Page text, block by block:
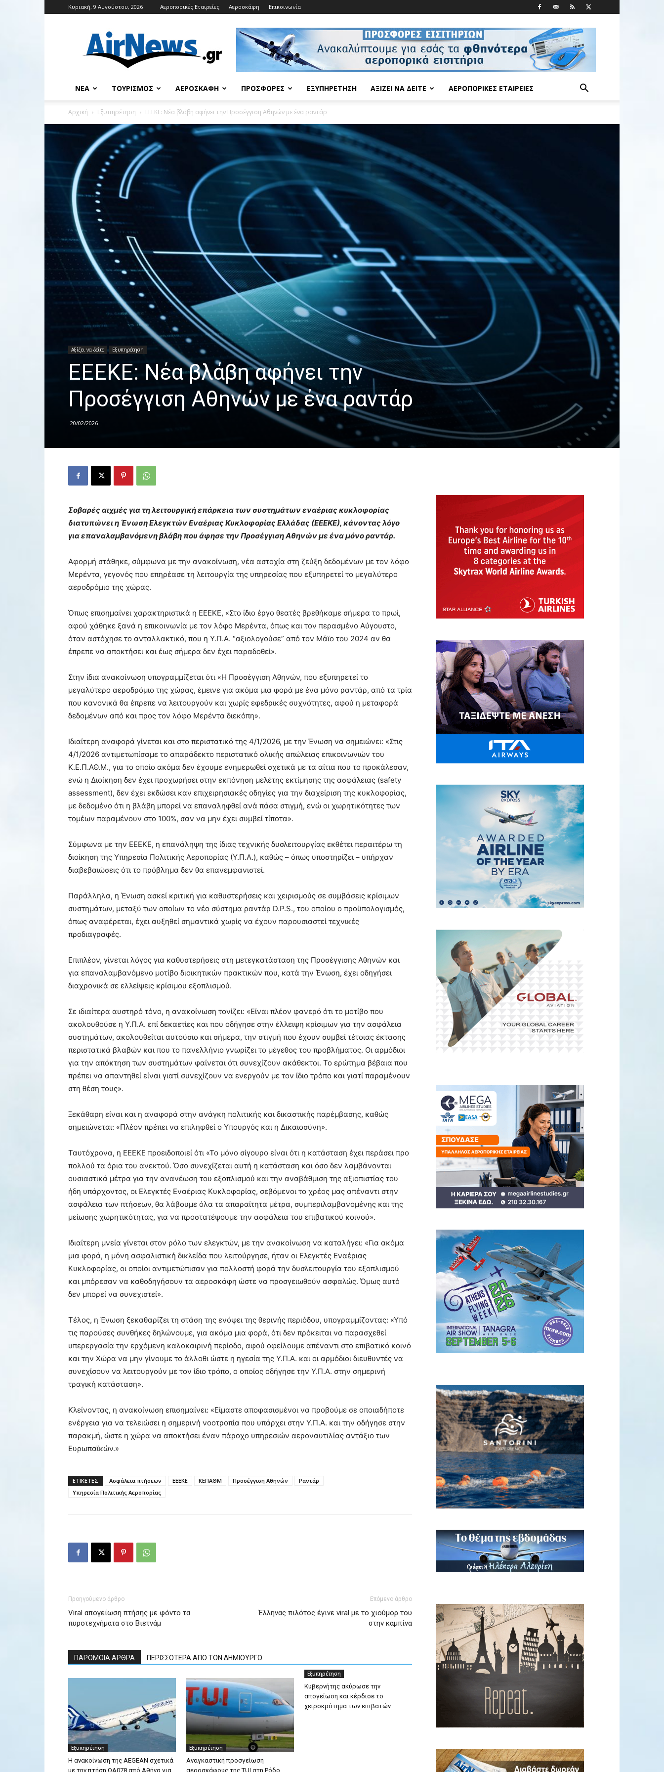
Κυριακή, 9 Αυγούστου, 2026 Αεροπορικές Εταιρείες Αεροσκάφη Επικοινωνία
ΝΈΑ ΤΟΥΡΙΣΜΌΣ ΑΕΡΟΣΚΆΦΗ ΠΡΟΣΦΟΡΈΣ ΕΞΥΠΗΡΈΤΗΣΗ ΑΞΊΖΕΙ ΝΑ ΔΕΊΤΕ ΑΕΡΟΠΟΡΙΚΈΣ ΕΤΑΙΡΕΊΕΣ
Αρχική Εξυπηρέτηση ΕΕΕΚΕ: Νέα βλάβη αφήνει την Προσέγγιση Αθηνών με ένα ραντάρ
Αξίζει να δείτε Εξυπηρέτηση
ΕΕΕΚΕ: Νέα βλάβη αφήνει την
Προσέγγιση Αθηνών με ένα ραντάρ
20/02/2026
Σοβαρές αιχμές για τη λειτουργική επάρκεια των συστημάτων εναέριας κυκλοφορίας
διατυπώνει η Ένωση Ελεγκτών Εναέριας Κυκλοφορίας Ελλάδας (ΕΕΕΚΕ), κάνοντας λόγο
για επαναλαμβανόμενη βλάβη που άφησε την Προσέγγιση Αθηνών με ένα μόνο ραντάρ.
Αφορμή στάθηκε, σύμφωνα με την ανακοίνωση, νέα αστοχία στη ζεύξη δεδομένων με τον λόφο
Μερέντα, γεγονός που επηρέασε τη λειτουργία της υπηρεσίας που εξυπηρετεί το μεγαλύτερο
αεροδρόμιο της χώρας.
Όπως επισημαίνει χαρακτηριστικά η ΕΕΕΚΕ, «Στο ίδιο έργο θεατές βρεθήκαμε σήμερα το πρωί,
αφού χάθηκε ξανά η επικοινωνία με τον λόφο Μερέντα, όπως και τον περασμένο Αύγουστο,
όταν αστόχησε το ανταλλακτικό, που η Υ.Π.Α. “αξιολογούσε” από τον Μάϊο του 2024 αν θα
έπρεπε να αποκτήσει και έως σήμερα δεν έχει παραδοθεί».
Στην ίδια ανακοίνωση υπογραμμίζεται ότι «Η Προσέγγιση Αθηνών, που εξυπηρετεί το
μεγαλύτερο αεροδρόμιο της χώρας, έμεινε για ακόμα μια φορά με ένα μόνο ραντάρ, από τα τρία
που κανονικά θα έπρεπε να λειτουργούν και χωρίς εφεδρικές συχνότητες, αφού η μεταφορά
δεδομένων από και προς τον λόφο Μερέντα διεκόπη».
Ιδιαίτερη αναφορά γίνεται και στο περιστατικό της 4/1/2026, με την Ένωση να σημειώνει: «Στις
4/1/2026 αντιμετωπίσαμε το απαράδεκτο περιστατικό ολικής απώλειας επικοινωνιών του
Κ.Ε.Π.ΑΘ.Μ., για το οποίο ακόμα δεν έχουμε ενημερωθεί σχετικά με τα αίτια που το προκάλεσαν,
ενώ η Διοίκηση δεν έχει προχωρήσει στην εκπόνηση μελέτης εκτίμησης της ασφάλειας (safety
assessment), δεν έχει εκδώσει καν επιχειρησιακές οδηγίες για την διαχείριση της κυκλοφορίας,
με δεδομένο ότι η βλάβη μπορεί να επαναληφθεί ανά πάσα στιγμή, ενώ οι χωρητικότητες των
τομέων παραμένουν στο 100%, σαν να μην έχει συμβεί τίποτα».
Σύμφωνα με την ΕΕΕΚΕ, η επανάληψη της ίδιας τεχνικής δυσλειτουργίας εκθέτει περαιτέρω τη
διοίκηση της Υπηρεσία Πολιτικής Αεροπορίας (Υ.Π.Α.), καθώς – όπως υποστηρίζει – υπήρχαν
διαβεβαιώσεις ότι το πρόβλημα δεν θα επανεμφανιστεί.
Παράλληλα, η Ένωση ασκεί κριτική για καθυστερήσεις και χειρισμούς σε συμβάσεις κρίσιμων
συστημάτων, μεταξύ των οποίων το νέο σύστημα ραντάρ D.P.S., του οποίου ο προϋπολογισμός,
όπως αναφέρεται, έχει αυξηθεί σημαντικά χωρίς να έχουν παρουσιαστεί τεχνικές
προδιαγραφές.
Επιπλέον, γίνεται λόγος για καθυστερήσεις στη μετεγκατάσταση της Προσέγγισης Αθηνών και
για επαναλαμβανόμενο μοτίβο διοικητικών πρακτικών που, κατά την Ένωση, έχει οδηγήσει
διαχρονικά σε ελλείψεις κρίσιμου εξοπλισμού.
Σε ιδιαίτερα αυστηρό τόνο, η ανακοίνωση τονίζει: «Είναι πλέον φανερό ότι το μοτίβο που
ακολουθούσε η Υ.Π.Α. επί δεκαετίες και που οδήγησε στην έλλειψη κρίσιμων για την ασφάλεια
συστημάτων, ακολουθείται αυτούσιο και σήμερα, την στιγμή που έχουν συμβεί τέτοιας έκτασης
περιστατικά βλαβών και που το πανελλήνιο γνωρίζει το μέγεθος του προβλήματος. Οι αρμόδιοι
για την απόκτηση των συστημάτων φαίνεται ότι συνεχίζουν ακάθεκτοι. Το ερώτημα βέβαια που
πρέπει να απαντηθεί είναι γιατί συνεχίζουν να ενεργούν με τον ίδιο τρόπο και γιατί παραμένουν
στη θέση τους».
Ξεκάθαρη είναι και η αναφορά στην ανάγκη πολιτικής και δικαστικής παρέμβασης, καθώς
σημειώνεται: «Πλέον πρέπει να επιληφθεί ο Υπουργός και η Δικαιοσύνη».
Ταυτόχρονα, η ΕΕΕΚΕ προειδοποιεί ότι «Το μόνο σίγουρο είναι ότι η κατάσταση έχει περάσει προ
πολλού τα όρια του ανεκτού. Όσο συνεχίζεται αυτή η κατάσταση και όσο δεν λαμβάνονται
ουσιαστικά μέτρα για την ανανέωση του εξοπλισμού και την αναβάθμιση της αξιοπιστίας του
ήδη υπάρχοντος, οι Ελεγκτές Εναέριας Κυκλοφορίας, σεβόμενοι το χρέος μας απέναντι στην
ασφάλεια των πτήσεων, θα λάβουμε όλα τα απαραίτητα μέτρα, συμπεριλαμβανομένης και της
μείωσης χωρητικότητας, για να προστατέψουμε την ασφάλεια του επιβατικού κοινού».
Ιδιαίτερη μνεία γίνεται στον ρόλο των ελεγκτών, με την ανακοίνωση να καταλήγει: «Για ακόμα
μια φορά, η μόνη ασφαλιστική δικλείδα που λειτούργησε, ήταν οι Ελεγκτές Εναέριας
Κυκλοφορίας, οι οποίοι αντιμετώπισαν για πολλοστή φορά την δυσλειτουργία του εξοπλισμού
και μπόρεσαν να καθοδηγήσουν τα αεροσκάφη ώστε να προσγειωθούν ασφαλώς. Όμως αυτό
δεν μπορεί να συνεχιστεί».
Τέλος, η Ένωση ξεκαθαρίζει τη στάση της ενόψει της θερινής περιόδου, υπογραμμίζοντας: «Υπό
τις παρούσες συνθήκες δηλώνουμε, για ακόμα μια φορά, ότι δεν πρόκειται να παρασχεθεί
υπερεργασία την ερχόμενη καλοκαιρινή περίοδο, αφού οφείλουμε απέναντι στο επιβατικό κοινό
και την Χώρα να μην γίνουμε το άλλοθι ώστε η ηγεσία της Υ.Π.Α. και οι αρμόδιοι διευθυντές να
συνεχίσουν να λειτουργούν με τον ίδιο τρόπο, ο οποίος οδήγησε την Υ.Π.Α. στην σημερινή
τραγική κατάσταση».
Κλείνοντας, η ανακοίνωση επισημαίνει: «Είμαστε αποφασισμένοι να προβούμε σε οποιαδήποτε
ενέργεια για να τελειώσει η σημερινή νοοτροπία που υπάρχει στην Υ.Π.Α. και την οδήγησε στην
παρακμή, ώστε η χώρα να αποκτήσει έναν πάροχο υπηρεσιών αεροναυτιλίας αντάξιο των
Ευρωπαϊκών.»
ΕΤΙΚΕΤΕΣ Ασφάλεια πτήσεων ΕΕΕΚΕ ΚΕΠΑΘΜ Προσέγγιση Αθηνών
Ραντάρ
Υπηρεσία Πολιτικής Αεροπορίας
Προηγούμενο άρθρο
Viral απογείωση πτήσης με φόντο τα
πυροτεχνήματα στο Βιετνάμ
Επόμενο άρθρο
Έλληνας πιλότος έγινε viral με το χιούμορ του
στην καμπίνα
ΠΑΡΟΜΟΙΑ ΑΡΘΡΑ ΠΕΡΙΣΣΟΤΕΡΑ ΑΠΟ ΤΟΝ ΔΗΜΙΟΥΡΓΟ
Εξυπηρέτηση
Η ανακοίνωση της AEGEAN σχετικά
με την πτήση ΟΑ078 από Αθήνα για
Εξυπηρέτηση
Αναγκαστική προσγείωση
αεροσκάφους της TUI στη Ρόδο
Εξυπηρέτηση
Κυβερνήτης ακύρωσε την
απογείωση και κέρδισε το
χειροκρότημα των επιβατών